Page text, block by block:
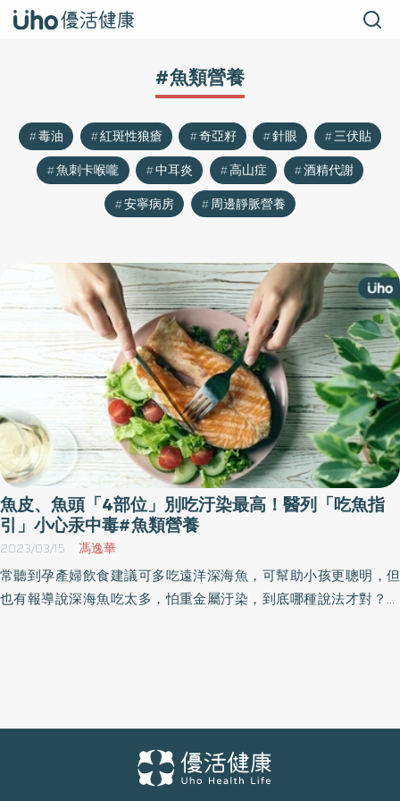
#魚類營養
毒油 紅斑性狼瘡 奇亞籽 針眼
三伏貼
魚刺卡喉嚨
中耳炎 高山症
酒精代謝
安寧病房
周邊靜脈營養
魚皮、魚頭「4部位」別吃汙染最高！醫列「吃魚指
引」小心汞中毒#魚類營養
2023/03/15 馮逸華
常聽到孕產婦飲食建議可多吃遠洋深海魚，可幫助小孩更聰明，但
也有報導說深海魚吃太多，怕重金屬汙染，到底哪種說法才對？對